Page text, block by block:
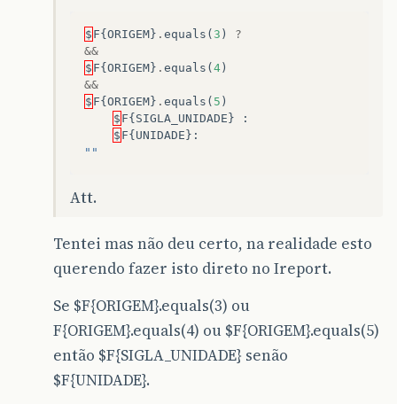
$ F{ORIGEM} . equals ( 3 )
?
&&
$ F{ORIGEM} . equals (4)
&&
$ F{ORIGEM} . equals ( 5 )
$ F{SIGLA_UNIDADE}
:
$ F{UNIDADE}:
""
Att.
Tentei mas não deu certo, na realidade esto
querendo fazer isto direto no Ireport.
Se $F{ORIGEM}.equals(3) ou
F{ORIGEM}.equals(4) ou $F{ORIGEM}.equals(5)
então $F{SIGLA_UNIDADE} senão
$F{UNIDADE}.